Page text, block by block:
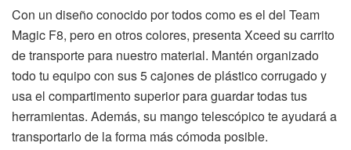
Con un diseño conocido por todos como es el del Team
Magic F8, pero en otros colores, presenta Xceed su carrito
de transporte para nuestro material. Mantén organizado
todo tu equipo con sus 5 cajones de plástico corrugado y
usa el compartimento superior para guardar todas tus
herramientas. Además, su mango telescópico te ayudará a
transportarlo de la forma más cómoda posible.